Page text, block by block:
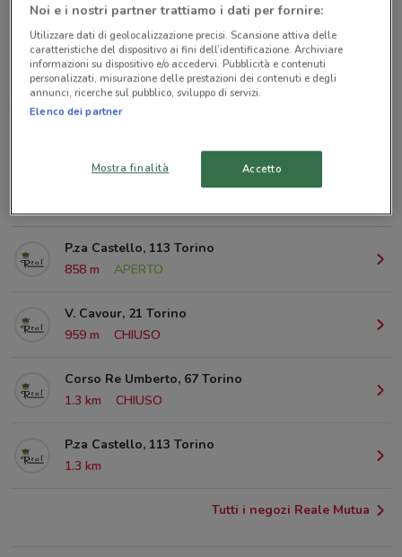
Negozi Reale Mutua a Torino
Via S. Secondo, 3 Torino
P.za Castello, 113 Torino
858 m
APERTO
V. Cavour, 21 Torino
959 m
CHIUSO
Corso Re Umberto, 67 Torino
1.3 km
CHIUSO
P.za Castello, 113 Torino
1.3 km
Tutti i negozi Reale Mutua
Noi e i nostri partner trattiamo i dati per fornire:
Utilizzare dati di geolocalizzazione precisi. Scansione attiva delle
caratteristiche del dispositivo ai fini dell’identificazione. Archiviare
informazioni su dispositivo e/o accedervi. Pubblicità e contenuti
personalizzati, misurazione delle prestazioni dei contenuti e degli
annunci, ricerche sul pubblico, sviluppo di servizi.
Elenco dei partner
Mostra finalità Accetto